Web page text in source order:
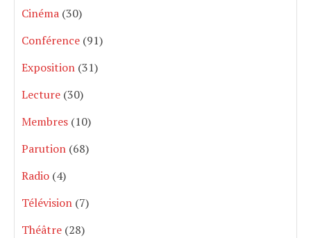
Cinéma (30)
Conférence (91)
Exposition (31)
Lecture (30)
Membres (10)
Parution (68)
Radio (4)
Télévision (7)
Théâtre (28)